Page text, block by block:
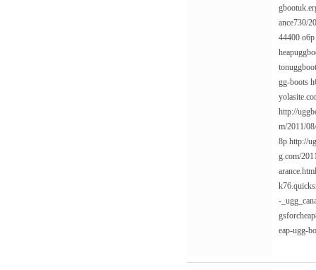
ance730/
44400 o6p
gg-boots
http://
m/2011/
8p http://
g.com/
arance.html
-
eap-ugg-